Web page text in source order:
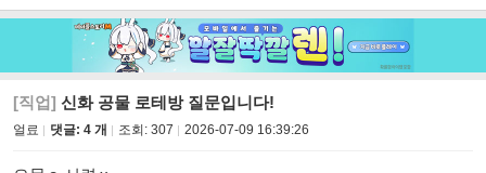
on/off
쓰
[직업] 신화 공물 로테방 질문입니다!
얼료 댓글: 4 개 조회: 307 2026-07-09 16:39:26